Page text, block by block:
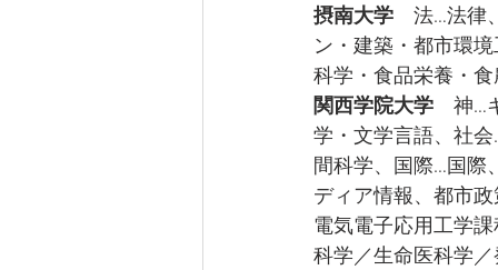
摂南大学 法…法律
ン・建築・都市環
科学・食品栄養・
関西学院大学 神…
学・文学言語、社
間科学、国際…国際
ディア情報、都市
電気電子応用工学
科学／生命医科学